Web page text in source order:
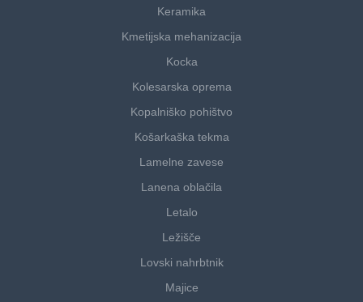
Keramika
Kmetijska mehanizacija
Kocka
Kolesarska oprema
Kopalniško pohištvo
Košarkaška tekma
Lamelne zavese
Lanena oblačila
Letalo
Ležišče
Lovski nahrbtnik
Majice